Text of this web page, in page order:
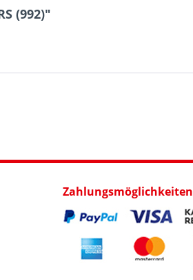
(992)"
Zahlungsmöglichkeiten